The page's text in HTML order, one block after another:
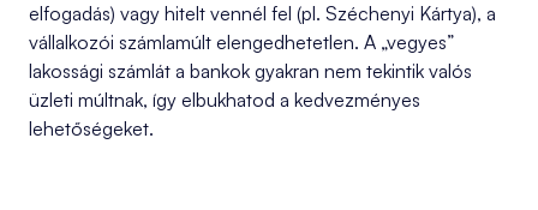
elfogadás) vagy hitelt vennél fel (pl. Széchenyi Kártya), a
vállalkozói számlamúlt elengedhetetlen. A „vegyes”
lakossági számlát a bankok gyakran nem tekintik valós
üzleti múltnak, így elbukhatod a kedvezményes
lehetőségeket.